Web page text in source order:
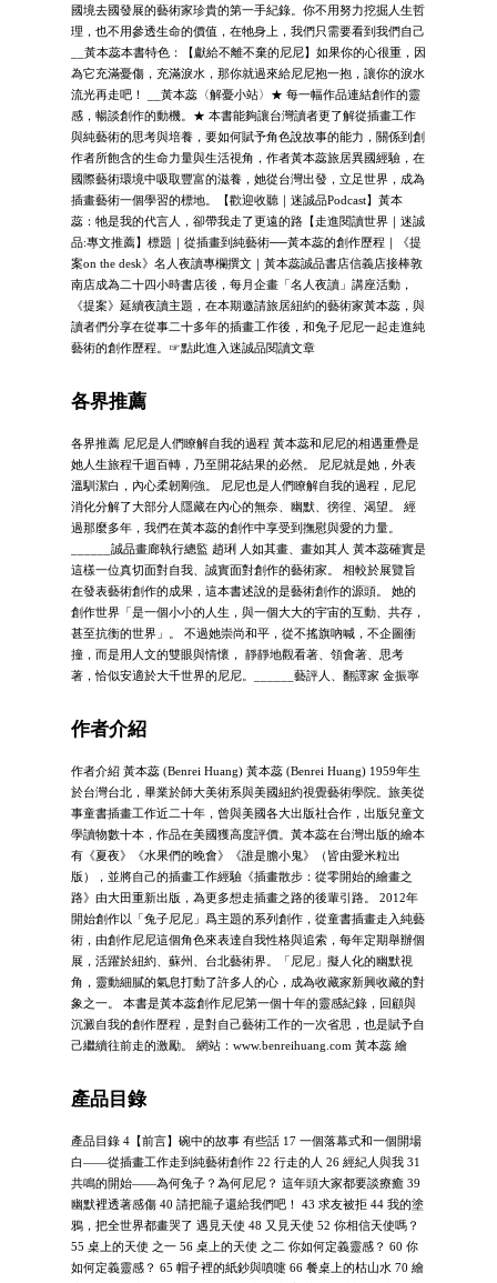
國境去國發展的藝術家珍貴的第一手紀錄。你不用努力挖掘人生哲
理，也不用參透生命的價值，在牠身上，我們只需要看到我們自己
__黃本蕊本書特色：【獻給不離不棄的尼尼】如果你的心很重，因
為它充滿憂傷，充滿淚水，那你就過來給尼尼抱一抱，讓你的淚水
流光再走吧！ __黃本蕊〈解憂小站〉★ 每一幅作品連結創作的靈
感，暢談創作的動機。★ 本書能夠讓台灣讀者更了解從插畫工作
與純藝術的思考與培養，要如何賦予角色說故事的能力，關係到創
作者所飽含的生命力量與生活視角，作者黃本蕊旅居異國經驗，在
國際藝術環境中吸取豐富的滋養，她從台灣出發，立足世界，成為
插畫藝術一個學習的標地。【歡迎收聽｜迷誠品Podcast】黃本
蕊：牠是我的代言人，卻帶我走了更遠的路【走進閱讀世界｜迷誠
品:專文推薦】標題｜從插畫到純藝術──黃本蕊的創作歷程｜《提
案on the desk》名人夜讀專欄撰文｜黃本蕊誠品書店信義店接棒敦
南店成為二十四小時書店後，每月企畫「名人夜讀」講座活動，
《提案》延續夜讀主題，在本期邀請旅居紐約的藝術家黃本蕊，與
讀者們分享在從事二十多年的插畫工作後，和兔子尼尼一起走進純
藝術的創作歷程。☞點此進入迷誠品閱讀文章
各界推薦
各界推薦 尼尼是人們瞭解自我的過程 黃本蕊和尼尼的相遇重疊是
她人生旅程千迴百轉，乃至開花結果的必然。 尼尼就是她，外表
溫馴潔白，內心柔韌剛強。 尼尼也是人們瞭解自我的過程，尼尼
消化分解了大部分人隱藏在內心的無奈、幽默、徬徨、渴望。 經
過那麼多年，我們在黃本蕊的創作中享受到撫慰與愛的力量。
______誠品畫廊執行總監 趙琍 人如其畫、畫如其人 黃本蕊確實是
這樣一位真切面對自我、誠實面對創作的藝術家。 相較於展覽旨
在發表藝術創作的成果，這本書述說的是藝術創作的源頭。 她的
創作世界「是一個小小的人生，與一個大大的宇宙的互動、共存，
甚至抗衡的世界」。 不過她崇尚和平，從不搖旗吶喊，不企圖衝
撞，而是用人文的雙眼與情懷， 靜靜地觀看著、領會著、思考
著，恰似安適於大千世界的尼尼。______藝評人、翻譯家 金振寧
作者介紹
作者介紹 黃本蕊 (Benrei Huang) 黃本蕊 (Benrei Huang) 1959年生
於台灣台北，畢業於師大美術系與美國紐約視覺藝術學院。旅美從
事童書插畫工作近二十年，曾與美國各大出版社合作，出版兒童文
學讀物數十本，作品在美國獲高度評價。黃本蕊在台灣出版的繪本
有《夏夜》《水果們的晚會》《誰是膽小鬼》（皆由愛米粒出
版），並將自己的插畫工作經驗《插畫散步：從零開始的繪畫之
路》由大田重新出版，為更多想走插畫之路的後輩引路。 2012年
開始創作以「兔子尼尼」爲主題的系列創作，從童書插畫走入純藝
術，由創作尼尼這個角色來表達自我性格與追索，每年定期舉辦個
展，活躍於紐約、蘇州、台北藝術界。「尼尼」擬人化的幽默視
角，靈動細膩的氣息打動了許多人的心，成為收藏家新興收藏的對
象之一。 本書是黃本蕊創作尼尼第一個十年的靈感紀錄，回顧與
沉澱自我的創作歷程，是對自己藝術工作的一次省思，也是賦予自
己繼續往前走的激勵。 網站：www.benreihuang.com 黃本蕊 繪
產品目錄
產品目錄 4【前言】碗中的故事 有些話 17 一個落幕式和一個開場
白——從插畫工作走到純藝術創作 22 行走的人 26 經紀人與我 31
共鳴的開始——為何兔子？為何尼尼？ 這年頭大家都要談療癒 39
幽默裡透著感傷 40 請把籠子還給我們吧！ 43 求友被拒 44 我的塗
鴉，把全世界都畫哭了 遇見天使 48 又見天使 52 你相信天使嗎？
55 桌上的天使 之一 56 桌上的天使 之二 你如何定義靈感？ 60 你
如何定義靈感？ 65 帽子裡的紙鈔與噴嚏 66 餐桌上的枯山水 70 繪